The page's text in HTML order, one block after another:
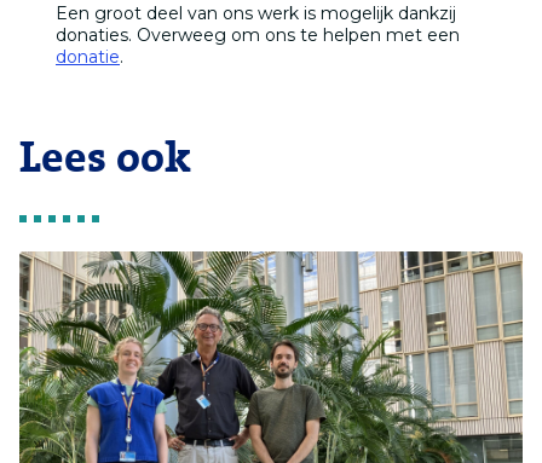
Een groot deel van ons werk is mogelijk dankzij
donaties. Overweeg om ons te helpen met een
donatie.
Lees ook